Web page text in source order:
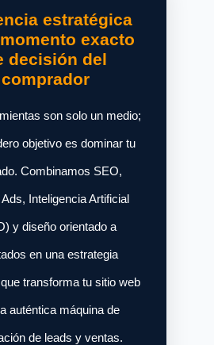
estratégica
exacto
decisión del
comprador
son solo un medio;
objetivo es dominar tu
Combinamos SEO,
Inteligencia Artificial
y diseño orientado a
en una estrategia
transforma tu sitio web
auténtica máquina de
de leads y ventas.